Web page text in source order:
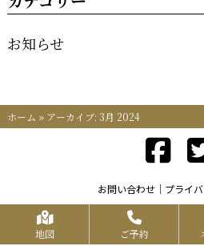
お知らせ
ホーム » アーカイブ: 3月 2024
お問い合わせ プライ
Copyrights KR FOOD
地図 ご予約